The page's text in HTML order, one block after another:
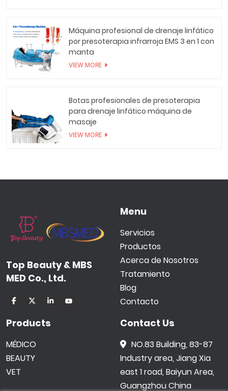
Máquina profesional de drenaje linfático
por presoterapia infrarroja EMS 3 en 1 con
manta
VIEW MORE
Botas profesionales de presoterapia
para drenaje linfático máquina de
masaje
VIEW MORE
Top Beauty & MBS
MED Co., Ltd.
Menu
Servicios
Productos
Acerca de Nosotros
Tratamiento
Blog
Contacto
Products
MÉDICO
BEAUTY
VET
Contact Us
NO.83 Building, 83-87
Industry area, Jiang Xia
east 1 road, Baiyun Area,
Guangzhou China